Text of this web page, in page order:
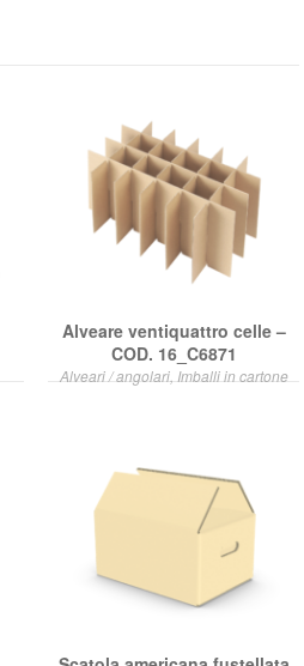
Alveare ventiquattro celle –
COD. 16_C6871
Alveari / angolari, Imballi in cartone